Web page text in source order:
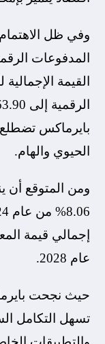
وفي ظل الاهتمام
المدفوعات
القيمة
بايرماكس تضطلع
الحيوي والهام.
ومن المتوقع
عام 2028.
حيث نجحت
تسهل التكامل